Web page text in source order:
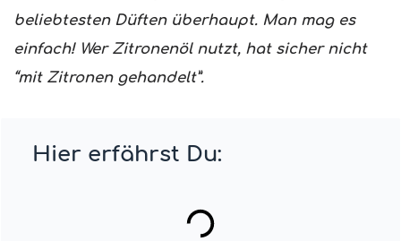
beliebtesten Düften überhaupt. Man mag es
einfach! Wer Zitronenöl nutzt, hat sicher nicht
“mit Zitronen gehandelt”.
Hier erfährst Du: